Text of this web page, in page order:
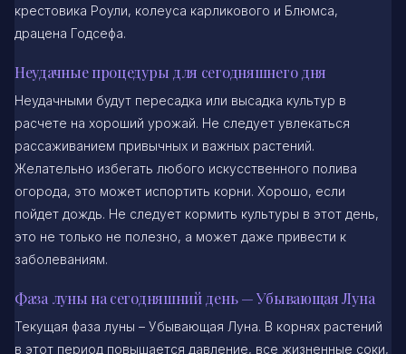
крестовика Роули, колеуса карликового и Блюмса,
драцена Годсефа.
Неудачные процедуры для сегодняшнего дня
Неудачными будут пересадка или высадка культур в
расчете на хороший урожай. Не следует увлекаться
рассаживанием привычных и важных растений.
Желательно избегать любого искусственного полива
огорода, это может испортить корни. Хорошо, если
пойдет дождь. Не следует кормить культуры в этот день,
это не только не полезно, а может даже привести к
заболеваниям.
Фаза луны на сегодняшний день — Убывающая Луна
Текущая фаза луны – Убывающая Луна. В корнях растений
в этот период повышается давление, все жизненные соки,